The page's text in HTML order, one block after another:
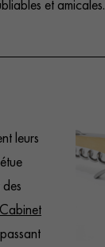
et amicales.
leurs
Cabinet